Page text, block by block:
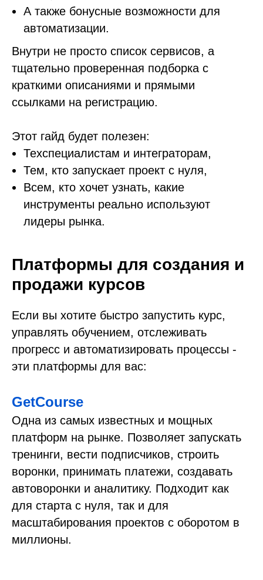
А также бонусные возможности для
автоматизации.
Внутри не просто список сервисов, а
тщательно проверенная подборка с
краткими описаниями и прямыми
ссылками на регистрацию.
Этот гайд будет полезен:
Техспециалистам и интеграторам,
Тем, кто запускает проект с нуля,
Всем, кто хочет узнать, какие
инструменты реально используют
лидеры рынка.
Платформы для создания и
продажи курсов
Если вы хотите быстро запустить курс,
управлять обучением, отслеживать
прогресс и автоматизировать процессы -
эти платформы для вас:
GetCourse
Одна из самых известных и мощных
платформ на рынке. Позволяет запускать
тренинги, вести подписчиков, строить
воронки, принимать платежи, создавать
автоворонки и аналитику. Подходит как
для старта с нуля, так и для
масштабирования проектов с оборотом в
миллионы.